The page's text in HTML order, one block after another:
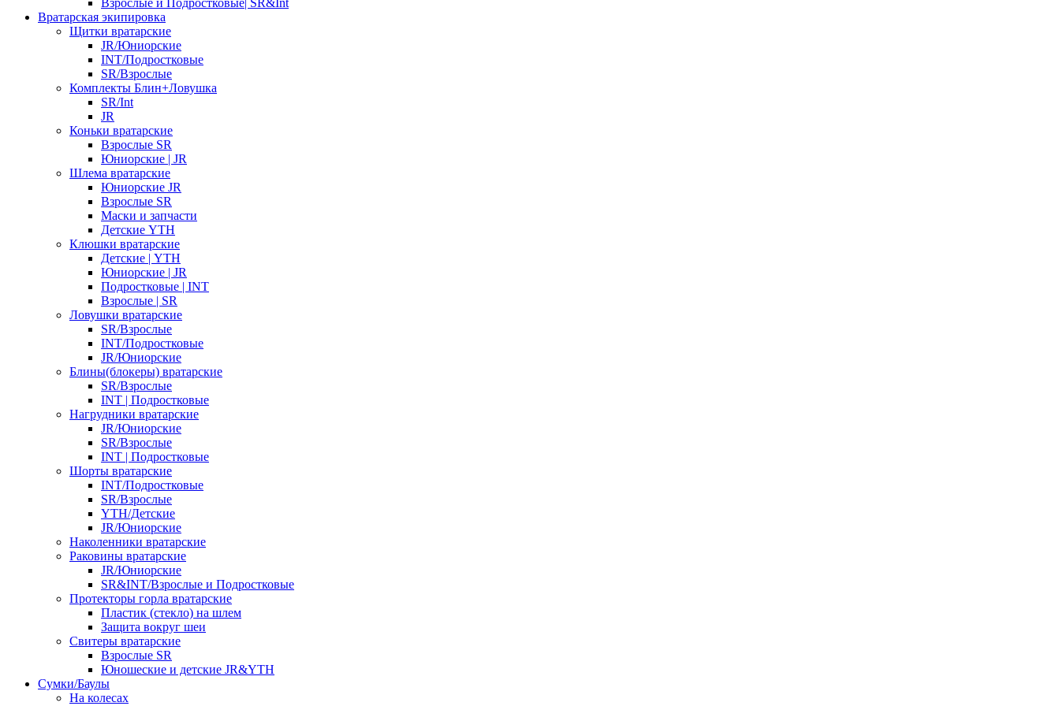
Взрослые и Подростковые| SR&Int
Вратарская экипировка
Щитки вратарские
JR/Юниорские
INT/Подростковые
SR/Взрослые
Комплекты Блин+Ловушка
SR/Int
JR
Коньки вратарские
Взрослые SR
Юниорские | JR
Шлема вратарские
Юниорские JR
Взрослые SR
Маски и запчасти
Детские YTH
Клюшки вратарские
Детские | YTH
Юниорские | JR
Подростковые | INT
Взрослые | SR
Ловушки вратарские
SR/Взрослые
INT/Подростковые
JR/Юниорские
Блины(блокеры) вратарские
SR/Взрослые
INT | Подростковые
Нагрудники вратарские
JR/Юниорские
SR/Взрослые
INT | Подростковые
Шорты вратарские
INT/Подростковые
SR/Взрослые
YTH/Детские
JR/Юниорские
Наколенники вратарские
Раковины вратарские
JR/Юниорские
SR&INT/Взрослые и Подростковые
Протекторы горла вратарские
Пластик (стекло) на шлем
Защита вокруг шеи
Свитеры вратарские
Взрослые SR
Юношеские и детские JR&YTH
Сумки/Баулы
На колесах